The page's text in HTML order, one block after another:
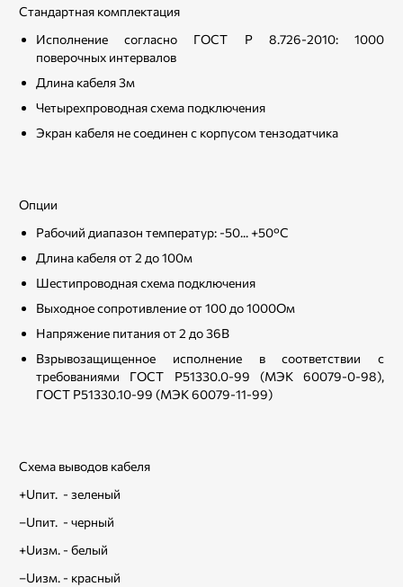
Стандартная комплектация
Исполнение согласно ГОСТ Р 8.726-2010: 1000
поверочных интервалов
Длина кабеля 3м
Четырехпроводная схема подключения
Экран кабеля не соединен с корпусом тензодатчика
Опции
Рабочий диапазон температур: -50... +50°С
Длина кабеля от 2 до 100м
Шестипроводная схема подключения
Выходное сопротивление от 100 до 1000Ом
Напряжение питания от 2 до 36В
Взрывозащищенное исполнение в соответствии с
требованиями ГОСТ Р51330.0-99 (МЭК 60079-0-98),
ГОСТ Р51330.10-99 (МЭК 60079-11-99)
Схема выводов кабеля
+Uпит. - зеленый
–Uпит. - черный
+Uизм. - белый
–Uизм. - красный